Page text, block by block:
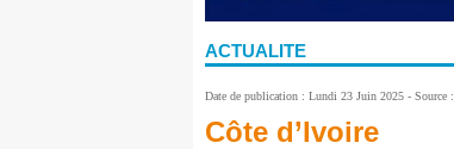
ACTUALITE
Date de publication : Lundi 23 Juin 2025 - Source
Côte d’Ivoire